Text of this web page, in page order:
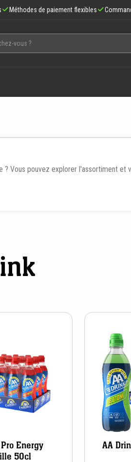
Méthodes de paiement flexibles
Vous pouvez explorer l'assortiment et
Energy
50cl
AA